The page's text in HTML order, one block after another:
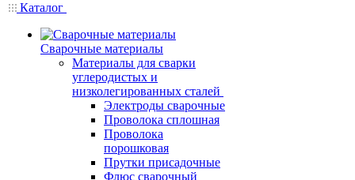
Каталог
Сварочные материалы
Материалы для сварки
углеродистых и
низколегированных сталей
Электроды сварочные
Проволока сплошная
Проволока
порошковая
Прутки присадочные
Флюс сварочный